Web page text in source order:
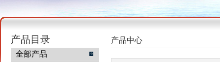
产品目录
全部产品
产品中心